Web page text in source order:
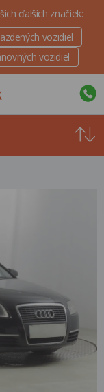
ďalších značiek:
vozidiel
vozidiel
ceny